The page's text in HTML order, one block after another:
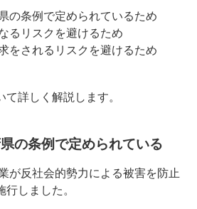
の条例で定められているため
るリスクを避けるため
をされるリスクを避けるため
詳しく解説します。
の条例で定められている
が反社会的勢力による被害を防止
しました。